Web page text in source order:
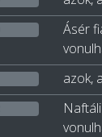
Ásér
azok,